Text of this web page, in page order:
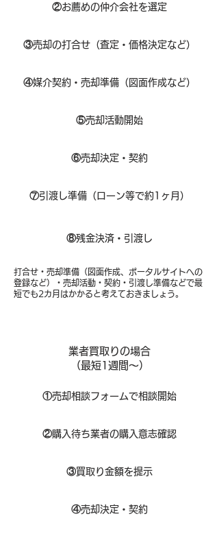
②お薦めの仲介会社を選定
③売却の打合せ（査定・価格決定など）
④媒介契約・売却準備（図面作成など）
⑤売却活動開始
⑥売却決定・契約
⑦引渡し準備（ローン等で約1ヶ月）
打合せ・売却準備（図面作成、ポータルサイトへの
登録など）・売却活動・契約・引渡し準備などで最
短でも2カ月はかかると考えておきましょう。
⑧​残金決済・引渡し
業者買取りの場合
（​最短1週間～）
①​売却相談フォームで相談開始
②購入待ち業者の購入意志確認
③買取り金額を提示
④売却決定・契約